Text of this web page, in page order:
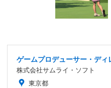
ゲームプロデューサー・デ
株式会社サムライ・ソフト
東京都